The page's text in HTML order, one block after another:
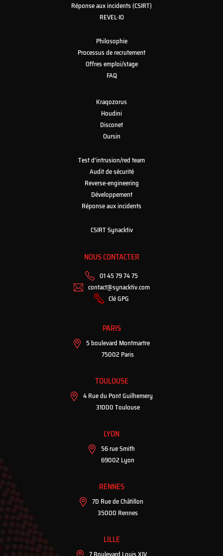
Réponse aux incidents (CSIRT)
REVEL·IO
Philosophie
Processus de recrutement
Offres emploi/stage
FAQ
Kraqozorus
Houdini
Disconet
Oursin
Test d’intrusion/red team
Audit de sécurité
Reverse-engineering
Développement
Réponse aux incidents
CSIRT Synacktiv
NOUS CONTACTER
01 45 79 74 75
contact@synacktiv.com
Clé GPG
PARIS
5 boulevard Montmartre
75002 Paris
TOULOUSE
4 Rue du Pont Guilhemery
31000 Toulouse
LYON
56 rue Smith
69002 Lyon
RENNES
7D Rue de Châtillon
35000 Rennes
LILLE